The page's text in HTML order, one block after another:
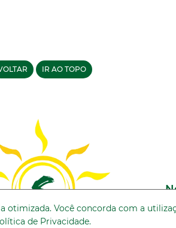
IR AO TOPO
Você concorda com a
de Privacidade.